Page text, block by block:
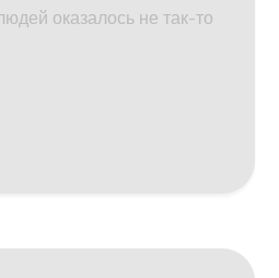
оказалось не так-то